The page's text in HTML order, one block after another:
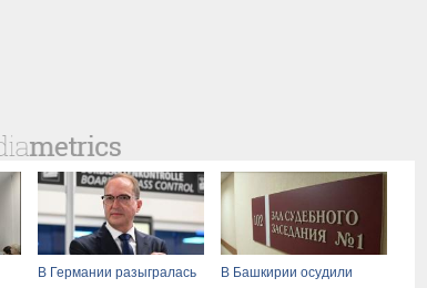
В Германии разыгралась
В Башкирии осудили